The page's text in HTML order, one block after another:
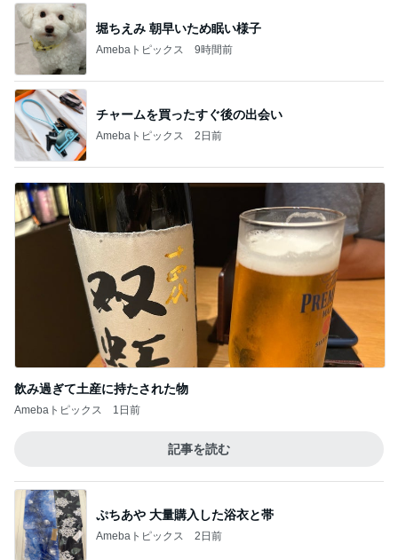
堀ちえみ 朝早いため眠い様子
Amebaトピックス 9時間前
チャームを買ったすぐ後の出会い
Amebaトピックス 2日前
飲み過ぎて土産に持たされた物
Amebaトピックス 1日前
記事を読む
ぷちあや 大量購入した浴衣と帯
Amebaトピックス 2日前